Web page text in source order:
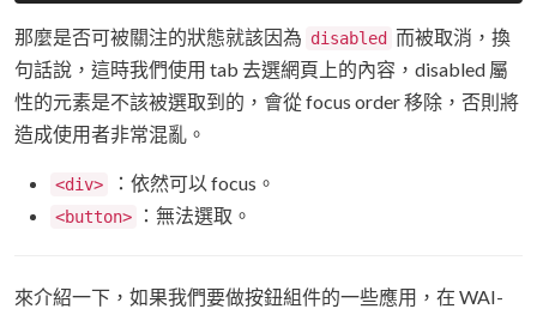
那麼是否可被關注的狀態就該因為 disabled 而被取消，換
句話說，這時我們使用 tab 去選網頁上的內容，disabled 屬
性的元素是不該被選取到的，會從 focus order 移除，否則將
造成使用者非常混亂。
<div> ：依然可以 focus。
<button> ：無法選取。
來介紹一下，如果我們要做按鈕組件的一些應用，在 WAI-